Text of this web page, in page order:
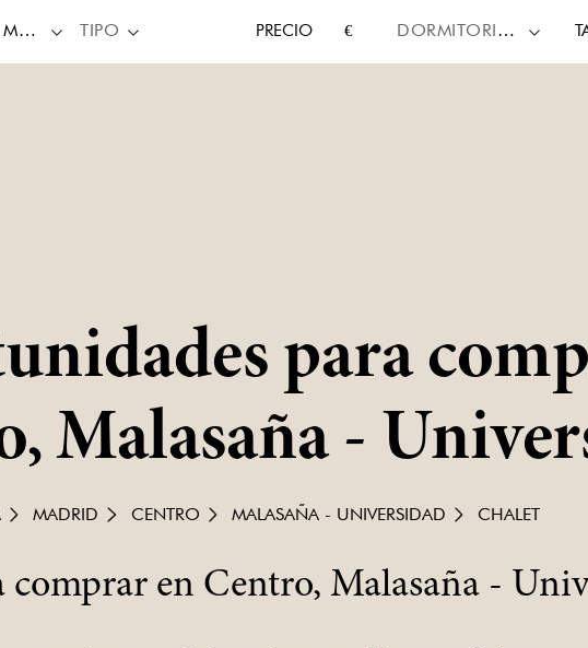
CENTRO, MALASAÑA - UNIVERSIDAD TIPO PRECIO € DORMITORIOS
para
Malasaña -
MADRID CENTRO MALASAÑA - UNIVERSIDAD CHALET
comprar en Centro, Malasaña -